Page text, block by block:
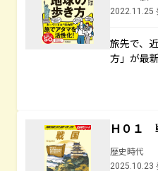
2022.11.25
旅先で、
方」が最
Ｈ０１
歴史時代
2025.10.23